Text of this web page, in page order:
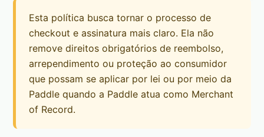
Esta política busca tornar o processo de
checkout e assinatura mais claro. Ela não
remove direitos obrigatórios de reembolso,
arrependimento ou proteção ao consumidor
que possam se aplicar por lei ou por meio da
Paddle quando a Paddle atua como Merchant
of Record.